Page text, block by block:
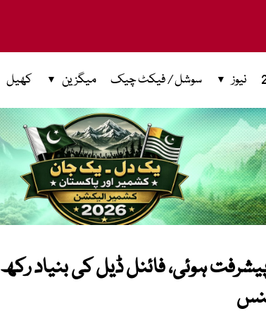
نیوز سوشل / فیکٹ چیک میگزین کھیل
ہوئی، فائنل ڈیل کی بنیاد رکھ